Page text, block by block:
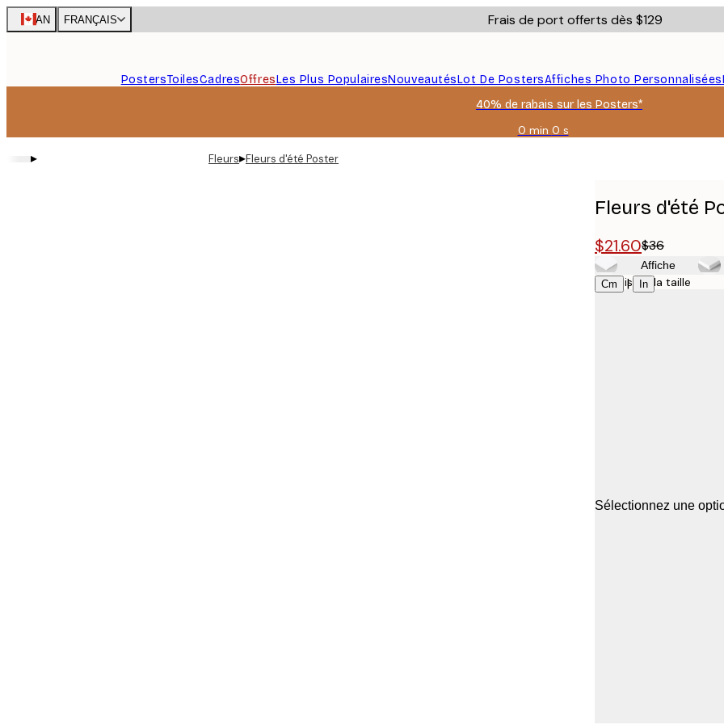
Skip
to
CAN FRANÇAIS Frais de port offerts dès $129
PostersToilesCadresOffresLes Plus PopulairesNouveautésLot De PostersAffiches Photo Personnalisées
40% de rabais sur les Posters*
0 min 0 s
Valable
▸ Fleurs▸Fleurs d'été Poster
Fleurs d'été
$21.60$36
Affiche
Cm | In
Choisissez la taille
Sélectionnez une